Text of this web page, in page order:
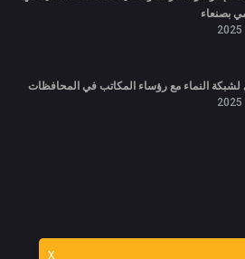
بصنعاء
لشبكة النماء مع رؤساء المكاتب في المحافظات
X